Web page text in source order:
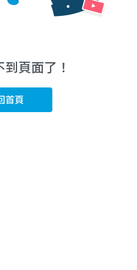
頁面了！
首頁